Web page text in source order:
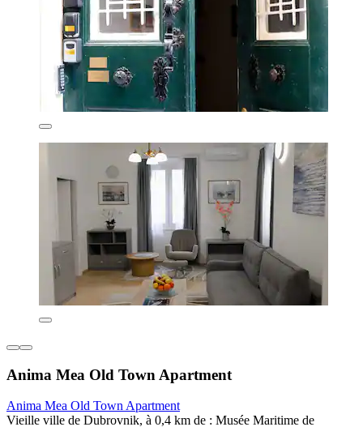
Anima Mea Old Town Apartment
Anima Mea Old Town Apartment
Vieille ville de Dubrovnik, à 0,4 km de : Musée Maritime de